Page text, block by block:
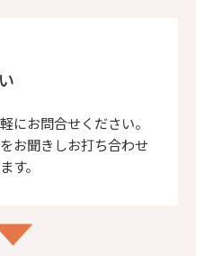
にお問合せください。
お聞きしお打ち合わせ
す。